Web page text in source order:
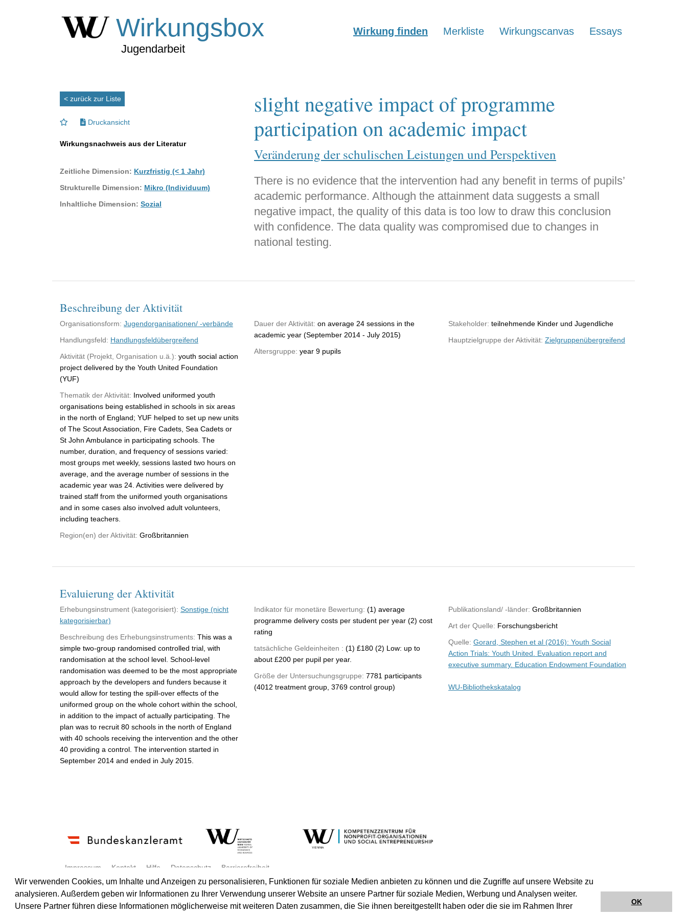
Wir verwenden Cookies, um Inhalte und Anzeigen zu personalisieren, Funktionen für soziale Medien anbieten zu können und die Zugriffe auf unsere Website zu
analysieren. Außerdem geben wir Informationen zu Ihrer Verwendung unserer Website an unsere Partner für soziale Medien, Werbung und Analysen weiter.
Unsere Partner führen diese Informationen möglicherweise mit weiteren Daten zusammen, die Sie ihnen bereitgestellt haben oder die sie im Rahmen Ihrer
OK
Wirkungsbox
Jugendarbeit
Wirkung finden Merkliste Wirkungscanvas Essays
< zurück zur Liste
Druckansicht
Wirkungsnachweis aus der Literatur
Zeitliche Dimension: Kurzfristig (< 1 Jahr)
Strukturelle Dimension: Mikro (Individuum)
Inhaltliche Dimension: Sozial
slight negative impact of programme
participation on academic impact
Veränderung der schulischen Leistungen und Perspektiven
There is no evidence that the intervention had any benefit in terms of pupils’
academic performance. Although the attainment data suggests a small
negative impact, the quality of this data is too low to draw this conclusion
with confidence. The data quality was compromised due to changes in
national testing.
Beschreibung der Aktivität
Organisationsform: Jugendorganisationen/ -verbände
Handlungsfeld: Handlungsfeldübergreifend
Aktivität (Projekt, Organisation u.ä.): youth social action
project delivered by the Youth United Foundation
(YUF)
Thematik der Aktivität: Involved uniformed youth
organisations being established in schools in six areas
in the north of England; YUF helped to set up new units
of The Scout Association, Fire Cadets, Sea Cadets or
St John Ambulance in participating schools. The
number, duration, and frequency of sessions varied:
most groups met weekly, sessions lasted two hours on
average, and the average number of sessions in the
academic year was 24. Activities were delivered by
trained staff from the uniformed youth organisations
and in some cases also involved adult volunteers,
including teachers.
Region(en) der Aktivität: Großbritannien
Dauer der Aktivität: on average 24 sessions in the
academic year (September 2014 - July 2015)
Altersgruppe: year 9 pupils
Stakeholder: teilnehmende Kinder und Jugendliche
Hauptzielgruppe der Aktivität: Zielgruppenübergreifend
Evaluierung der Aktivität
Erhebungsinstrument (kategorisiert): Sonstige (nicht
kategorisierbar)
Beschreibung des Erhebungsinstruments: This was a
simple two-group randomised controlled trial, with
randomisation at the school level. School-level
randomisation was deemed to be the most appropriate
approach by the developers and funders because it
would allow for testing the spill-over effects of the
uniformed group on the whole cohort within the school,
in addition to the impact of actually participating. The
plan was to recruit 80 schools in the north of England
with 40 schools receiving the intervention and the other
40 providing a control. The intervention started in
September 2014 and ended in July 2015.
Indikator für monetäre Bewertung: (1) average
programme delivery costs per student per year (2) cost
rating
tatsächliche Geldeinheiten : (1) £180 (2) Low: up to
about £200 per pupil per year.
Größe der Untersuchungsgruppe: 7781 participants
(4012 treatment group, 3769 control group)
Publikationsland/ -länder: Großbritannien
Art der Quelle: Forschungsbericht
Quelle: Gorard, Stephen et al (2016): Youth Social
Action Trials: Youth United. Evaluation report and
executive summary. Education Endowment Foundation
WU-Bibliothekskatalog
Impressum Kontakt Hilfe Datenschutz Barrierefreiheit
© Wirkungsbox 2024